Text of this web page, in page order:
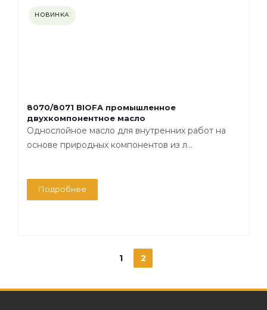
НОВИНКА
8070/8071 BIOFA промышленное
двухкомпонентное масло
Однослойное масло для внутренних работ на
основе природных компонентов из л...
Подробнее
1 2